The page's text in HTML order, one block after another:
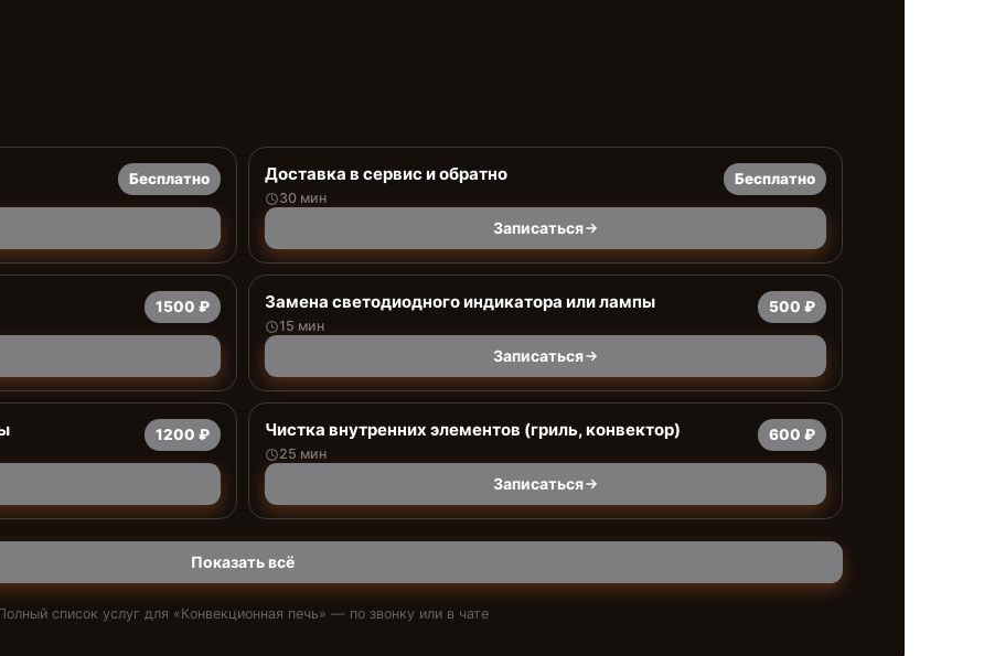
Бесплатно Доставка в сервис и обратно
30 мин
Бесплатно
Записаться
1500 ₽ Заменa светодиодного индикатора или лампы
15 мин
500 ₽
Записаться
1200 ₽ Чистка внутренних элементов (гриль, конвектор)
25 мин
600 ₽
Записаться
Показать всё
список услуг для «Конвекционная печь» — по звонку или в чате